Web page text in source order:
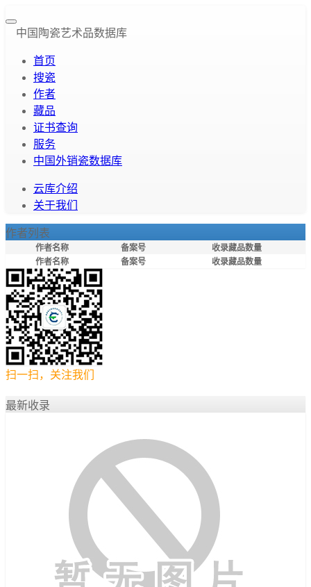
中国陶瓷艺术品数据库
首页
搜瓷
作者
藏品
证书查询
服务
中国外销瓷数据库
云库介绍
关于我们
作者列表
作者名称 备案号
收录藏品数量
作者名称
备案号 收录藏品数量
扫一扫，关注我们
最新收录